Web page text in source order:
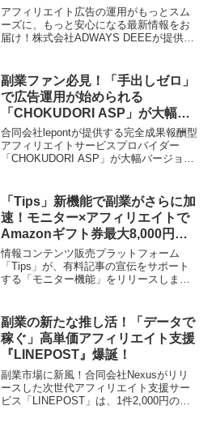
心！
アフィリエイト広告の運用がもっとスム
ーズに、もっと安心になる最新情報をお
届け！株式会社ADWAYS DEEEが提供す
加されました。これからの副業アフィリ
エイターの「推し活」を強力にサポート
するこの進化について、詳しく見ていき
ましょう！
副業ファン必見！「手出しゼロ」
で広告運用が始められる
「CHOKUDORI ASP」が大幅進
化！夢の収益化を応援する新サー
ビスに注目！
合同会社lepontが提供する完全成果報酬型
アフィリエイトサービスプロバイダー
「CHOKUDORI ASP」が大幅バージョン
られるという、副業ファンにとって夢の
ようなサービスが、あなたの推し活収益
化を強力にバックアップします！
「Tips」新機能で副業がさらに加
速！モニター×アフィリエイトで
Amazonギフト券最大8,000円分
GETのチャンス！
情報コンテンツ販売プラットフォーム
「Tips」が、有料記事の宣伝をサポート
する「モニター機能」をリリースしまし
たまらない3つの豪華キャンペーンを期間
限定で開催。アフィリエイターもコンテ
ンツクリエイターも、このチャンスを見
逃さないでください！
副業の新たな推し活！「データで
稼ぐ」高単価アフィリエイト支援
『LINEPOST』爆誕！
副業市場に新風！合同会社Nexusがリリ
ースした次世代アフィリエイト支援サー
ビス「LINEPOST」は、1件2,000円の高